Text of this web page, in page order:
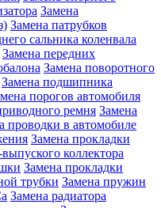
Замена
Замена патрубков
сальника коленвала
Замена передних
Замена поворотного
Замена подшипника
порогов автомобиля
ремня Замена
проводки в автомобиле
Замена прокладки
коллектора
Замена прокладки
трубки Замена пружин
Замена радиатора